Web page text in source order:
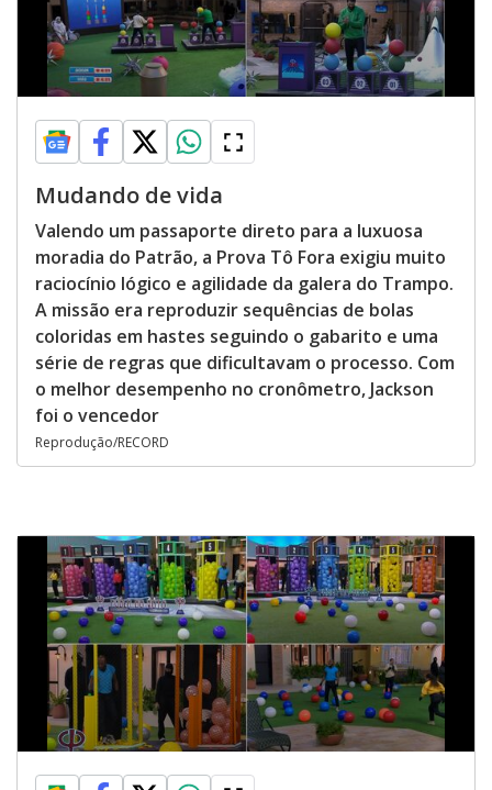
Mudando de vida
Valendo um passaporte direto para a luxuosa
moradia do Patrão, a Prova Tô Fora exigiu muito
raciocínio lógico e agilidade da galera do Trampo.
A missão era reproduzir sequências de bolas
coloridas em hastes seguindo o gabarito e uma
série de regras que dificultavam o processo. Com
o melhor desempenho no cronômetro, Jackson
foi o vencedor
Reprodução/RECORD